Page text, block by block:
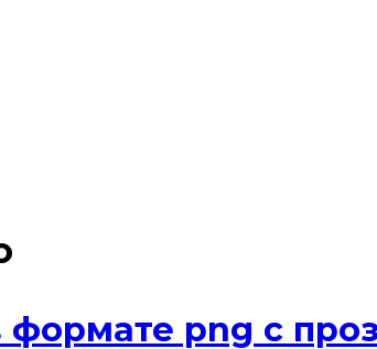
формате png с